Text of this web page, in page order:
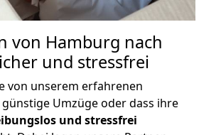
von Hamburg nach
und stressfrei
von unserem erfahrenen
Umzüge oder dass ihre
und stressfrei